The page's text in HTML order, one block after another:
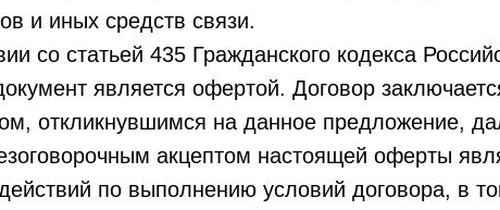
и иных средств связи.
со статьей 435 Гражданского кодекса
является офертой. Договор
откликнувшимся на данное предложение,
акцептом настоящей оферты
по выполнению условий договора, в